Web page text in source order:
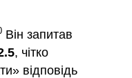
Він запитав
, чітко
відповідь